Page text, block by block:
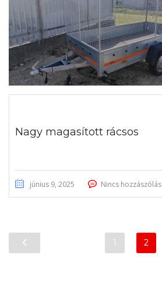
Nagy magasított rácsos
június 9, 2025 Nincs hozzászólás
1 2